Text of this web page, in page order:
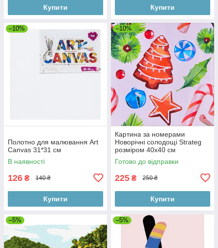
Купити Купити
–10%
Полотно для малювання Art
Canvas 31*31 см
В наявності
126 ₴ 140 ₴
Купити
–10%
Картина за номерами
Новорічні солодощі Strateg
розміром 40х40 см
Готово до відправки
225 ₴ 250 ₴
Купити
–5% –5%